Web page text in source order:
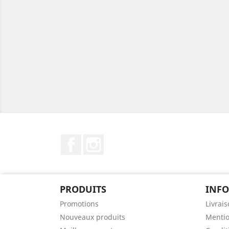
PRODUITS
Promotions
Nouveaux produits